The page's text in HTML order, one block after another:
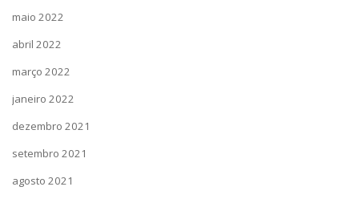
maio 2022
abril 2022
março 2022
janeiro 2022
dezembro 2021
setembro 2021
agosto 2021